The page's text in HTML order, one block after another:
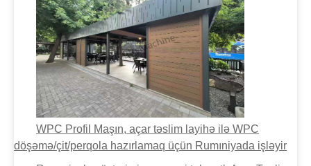
WPC Profil Maşın, açar təslim layihə ilə WPC
döşəmə/çit/perqola hazırlamaq üçün Rumıniyada işləyir